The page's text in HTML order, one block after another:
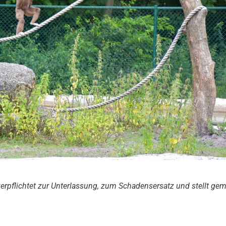
zur Unterlassung, zum Schadensersatz und stellt